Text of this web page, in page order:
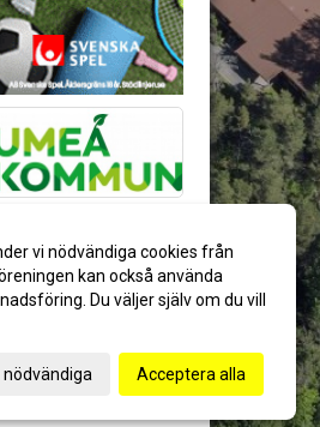
vi nödvändiga cookies från
kan också använda
Du väljer själv om du vill
Acceptera alla